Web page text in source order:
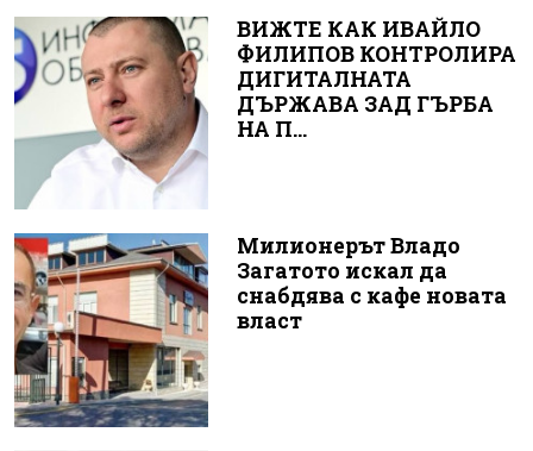
ВИЖТЕ КАК ИВАЙЛО
ФИЛИПОВ КОНТРОЛИРА
ДИГИТАЛНАТА
ДЪРЖАВА ЗАД ГЪРБА
НА П...
Милионерът Владо
Загатото искал да
снабдява с кафе новата
власт